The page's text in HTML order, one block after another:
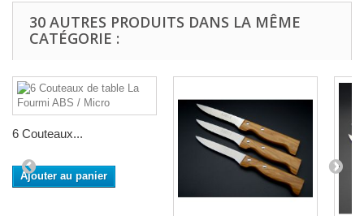
30 AUTRES PRODUITS DANS LA MÊME
CATÉGORIE :
6 Couteaux...
Ajouter au panier